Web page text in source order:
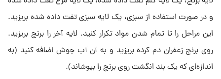
و در صورت استفاده از سبزی، یک لایه سبزی تفت داده شده بریزید.
این مراحل را تا تمام شدن مواد تکرار کنید. لایه آخر را برنج بریزید.
روی برنج زعفران دم کرده بریزید و به آن آب جوش اضافه کنید (به
اندازه‌ای که یک بند انگشت روی برنج را بپوشاند).